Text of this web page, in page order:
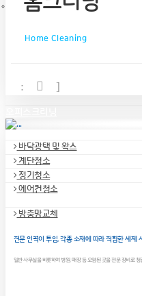
Home Cleaning
바닥광택 및 왁스
계단청소
정기청소
에어컨청소
방충망교체
전문 인력이 투입, 각종 소재에 따라 적합한 세제
일반 사무실을 비롯하여 병원, 매장 등 오염된 곳을 전문 장비로